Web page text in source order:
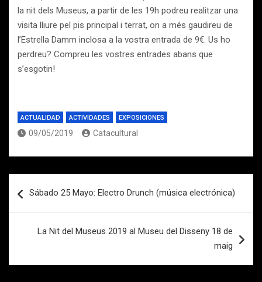
la nit dels Museus, a partir de les 19h podreu realitzar una
visita lliure pel pis principal i terrat, on a més gaudireu de
l’Estrella Damm inclosa a la vostra entrada de 9€. Us ho
perdreu? Compreu les vostres entrades abans que
s’esgotin!
ACTUALIDAD ACTIVIDADES EXPOSICIONES
09/05/2019 Catacultural
de
Sábado 25 Mayo: Electro Drunch (música electrónica)
La Nit del Museus 2019 al Museu del Disseny 18 de
maig